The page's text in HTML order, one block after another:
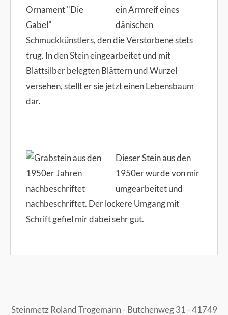
ein Armreif eines
dänischen
Schmuckkünstlers, den die Verstorbene stets
trug. In den Stein eingearbeitet und mit
Blattsilber belegten Blättern und Wurzel
versehen, stellt er sie jetzt einen Lebensbaum
dar.
Dieser Stein aus den
1950er wurde von mir
umgearbeitet und
nachbeschriftet. Der lockere Umgang mit
Schrift gefiel mir dabei sehr gut.
Steinmetz Roland Trogemann - Butchenweg 31 - 41749